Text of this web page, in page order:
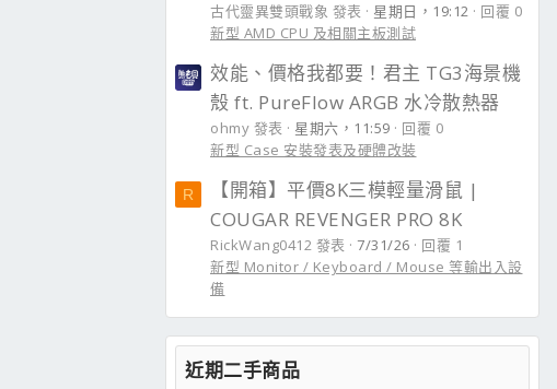
古代靈異雙頭戰象 發表 星期日，19:12
回覆 0
新型 AMD CPU 及相關主板測試
效能、價格我都要！君主 TG3海景機
殼 ft. PureFlow ARGB 水冷散熱器
ohmy 發表 星期六，11:59
回覆 0
新型 Case 安裝發表及硬體改裝
R
【開箱】平價8K三模輕量滑鼠 |
COUGAR REVENGER PRO 8K
RickWang0412 發表 7/31/26
回覆 1
新型 Monitor / Keyboard / Mouse 等輸出入設
備
近期二手商品